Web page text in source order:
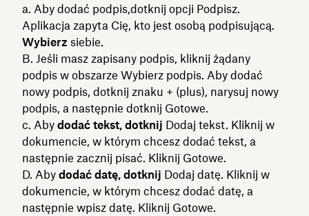
a. Aby dodać podpis,dotknij opcji Podpisz.
Aplikacja zapyta Cię, kto jest osobą podpisującą.
Wybierz siebie.
B. Jeśli masz zapisany podpis, kliknij żądany
podpis w obszarze Wybierz podpis. Aby dodać
nowy podpis, dotknij znaku + (plus), narysuj nowy
podpis, a następnie dotknij Gotowe.
c. Aby dodać tekst, dotknij Dodaj tekst. Kliknij w
dokumencie, w którym chcesz dodać tekst, a
następnie zacznij pisać. Kliknij Gotowe.
D. Aby dodać datę, dotknij Dodaj datę. Kliknij w
dokumencie, w którym chcesz dodać datę, a
następnie wpisz datę. Kliknij Gotowe.